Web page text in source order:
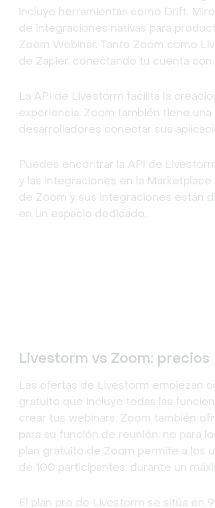
incluye herramientas como Drift,
de integraciones nativas para
Zoom Webinar. Tanto Zoom como
de Zapier, conectando tu cuenta con
La API de Livestorm facilita la
experiencia. Zoom también tiene
desarrolladores conectar sus
Puedes encontrar la API de
y las integraciones en la Marketplace
de Zoom y sus integraciones están
en un espacio dedicado.
Livestorm vs Zoom: precios
Las ofertas de Livestorm empiezan
gratuito que incluye todas las
crear tus webinars. Zoom también
para su función de reunión, no para
plan gratuito de Zoom permite a los
de 100 participantes, durante un
El plan pro de Livestorm se sitúa en